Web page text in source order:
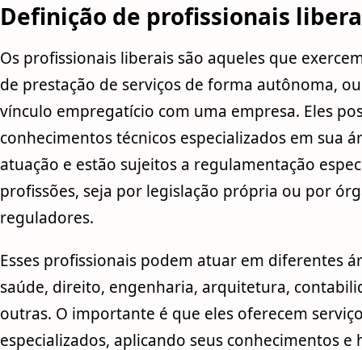
Definição de profissionais
Os profissionais liberais são aqueles que
de prestação de serviços de forma autônoma,
vínculo empregatício com uma empresa. Eles
conhecimentos técnicos especializados em sua
atuação e estão sujeitos a regulamentação
profissões, seja por legislação própria ou por
reguladores.
Esses profissionais podem atuar em diferentes
saúde, direito, engenharia, arquitetura,
outras. O importante é que eles oferecem
especializados, aplicando seus conhecimentos e